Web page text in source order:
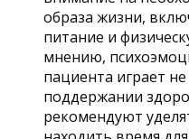
образа жизни,
питание и
мнению,
пациента играет
поддержании
рекомендуют